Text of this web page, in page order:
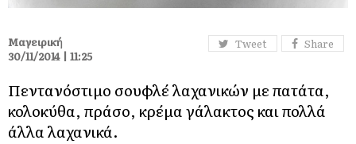
Tweet Share
Μαγειρική
30/11/2014 | 11:25
Πεντανόστιμο σουφλέ λαχανικών με πατάτα,
κολοκύθα, πράσο, κρέμα γάλακτος και πολλά
άλλα λαχανικά.